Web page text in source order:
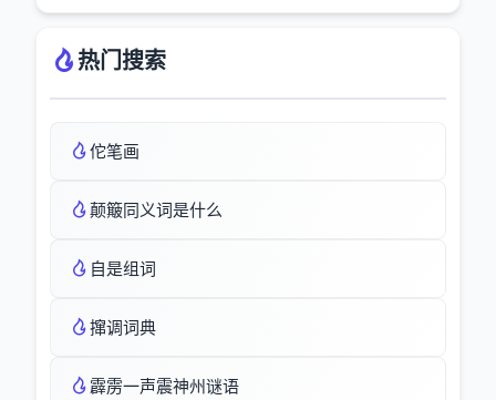
热门搜索
佗笔画
颠簸同义词是什么
自是组词
撺调词典
霹雳一声震神州谜语